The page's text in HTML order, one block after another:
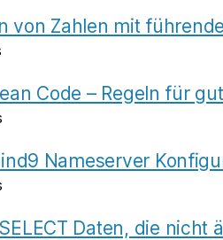
von Zahlen mit
Code – Regeln für
Nameserver
Daten, die nicht